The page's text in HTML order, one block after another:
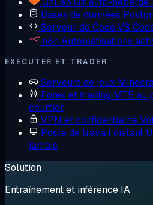
Bases de données
Serveur de CodeVS
n8n Automatisations
EXÉCUTER ET TRADER
Serveurs de jeux
Forex et trading MT5 au
courtier
VPN et confidentialité
Poste de travail distant
jamais
Solution
Entraînement et inférence IA